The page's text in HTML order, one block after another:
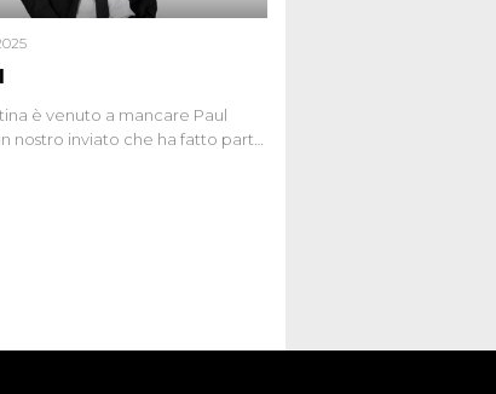
è venuto a mancare Paul
nostro inviato che ha fatto parte